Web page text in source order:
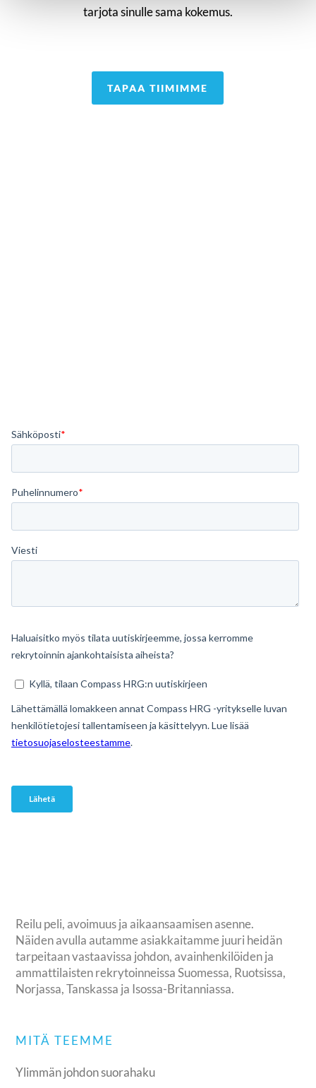
tarjota sinulle sama kokemus.
+358 50 521 2086
TAPAA TIIMIMME
Reilu peli, avoimuus ja aikaansaamisen asenne.
Näiden avulla autamme asiakkaitamme juuri heidän
tarpeitaan vastaavissa johdon, avainhenkilöiden ja
ammattilaisten rekrytoinneissa Suomessa, Ruotsissa,
Norjassa, Tanskassa ja Isossa-Britanniassa.
MITÄ TEEMME
Ylimmän johdon suorahaku